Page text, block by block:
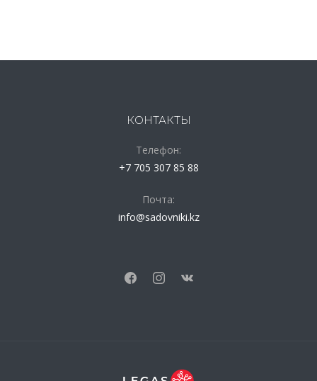
КОНТАКТЫ
Телефон:
+7 705 307 85 88
Почта:
info@sadovniki.kz